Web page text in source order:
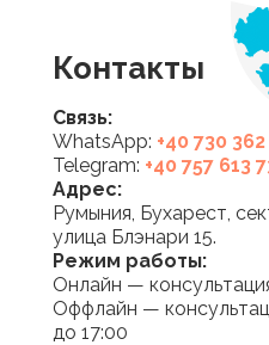
Связь:
WhatsApp: +40 730
Telegram: +40 757 613
Адрес:
Румыния, Бухарест,
улица Блэнари 15.
Режим работы:
Онлайн —
Оффлайн —
до 17:00
Контакты